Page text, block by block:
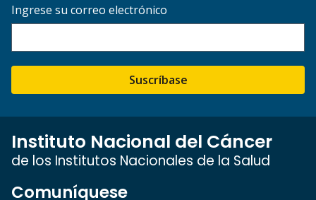
Ingrese su correo electrónico
Suscríbase
Instituto Nacional del Cáncer
de los Institutos Nacionales de la Salud
Comuníquese